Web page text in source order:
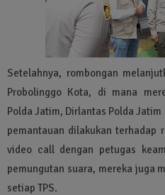
Setelahnya, rombongan
Probolinggo Kota, di mana
Polda Jatim, Dirlantas Polda
pemantauan dilakukan terhadap
video call dengan petugas
pemungutan suara, mereka juga
setiap TPS.